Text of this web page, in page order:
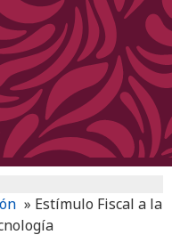
» Estímulo Fiscal a la